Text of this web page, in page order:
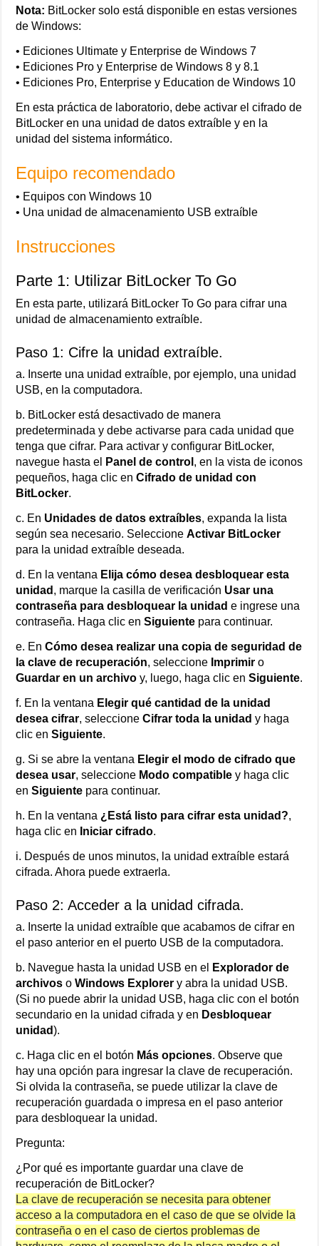
Nota: BitLocker solo está disponible en estas versiones
de Windows:
• Ediciones Ultimate y Enterprise de Windows 7
• Ediciones Pro y Enterprise de Windows 8 y 8.1
• Ediciones Pro, Enterprise y Education de Windows 10
En esta práctica de laboratorio, debe activar el cifrado de
BitLocker en una unidad de datos extraíble y en la
unidad del sistema informático.
Equipo recomendado
• Equipos con Windows 10
• Una unidad de almacenamiento USB extraíble
Instrucciones
Parte 1: Utilizar BitLocker To Go
En esta parte, utilizará BitLocker To Go para cifrar una
unidad de almacenamiento extraíble.
Paso 1: Cifre la unidad extraíble.
a. Inserte una unidad extraíble, por ejemplo, una unidad
USB, en la computadora.
b. BitLocker está desactivado de manera
predeterminada y debe activarse para cada unidad que
tenga que cifrar. Para activar y configurar BitLocker,
navegue hasta el
Panel de control , en la vista de iconos
pequeños, haga clic enCifrado de unidad con
BitLocker.
c. En Unidades de datos extraíbles, expanda la lista
según sea necesario. SeleccioneActivar BitLocker
para la unidad extraíble deseada.
d. En la ventana Elija cómo desea desbloquear esta
unidad , marque la casilla de verificación Usar una
contraseña para desbloquear la unidad e ingrese una
contraseña. Haga clic enSiguiente para continuar.
e. EnCómo desea realizar una copia de seguridad de
la clave de recuperación, seleccione Imprimir o
Guardar en un archivo y, luego, haga clic enSiguiente.
f. En la ventana Elegir qué cantidad de la unidad
desea cifrar, seleccioneCifrar toda la unidad y haga
clic enSiguiente.
g. Si se abre la ventana Elegir el modo de cifrado que
desea usar, seleccione Modo compatible y haga clic
enSiguiente para continuar.
h. En la ventana ¿Está listo para cifrar esta unidad?,
haga clic en Iniciar cifrado.
i. Después de unos minutos, la unidad extraíble estará
cifrada. Ahora puede extraerla.
Paso 2: Acceder a la unidad cifrada.
a. Inserte la unidad extraíble que acabamos de cifrar en
el paso anterior en el puerto USB de la computadora.
b. Navegue hasta la unidad USB en el
Explorador de
archivos oWindows Explorer y abra la unidad USB.
(Si no puede abrir la unidad USB, haga clic con el botón
secundario en la unidad cifrada y en Desbloquear
unidad).
c. Haga clic en el botón Más opciones. Observe que
hay una opción para ingresar la clave de recuperación.
Si olvida la contraseña, se puede utilizar la clave de
recuperación guardada o impresa en el paso anterior
para desbloquear la unidad.
Pregunta:
¿Por qué es importante guardar una clave de
recuperación de BitLocker?
La clave de recuperación se necesita para obtener
acceso a la computadora en el caso de que se olvide la
contraseña o en el caso de ciertos problemas de